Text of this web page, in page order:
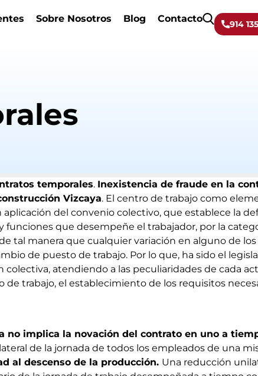
Sobre Nosotros Blog Contacto 914
temporales. Inexistencia de fraude en la
Vizcaya. El centro de trabajo como
aplicación del convenio colectivo, que establece la
funciones que desempeñe el trabajador, por la
tal manera que cualquier variación en alguno de
de puesto de trabajo. Por lo que, ha sido el
colectiva, atendiendo a las peculiaridades de cada
de trabajo, el establecimiento de los requisitos
no implica la novación del contrato en uno a
de la jornada de todos los empleados de una
al descenso de la producción. Una reducción